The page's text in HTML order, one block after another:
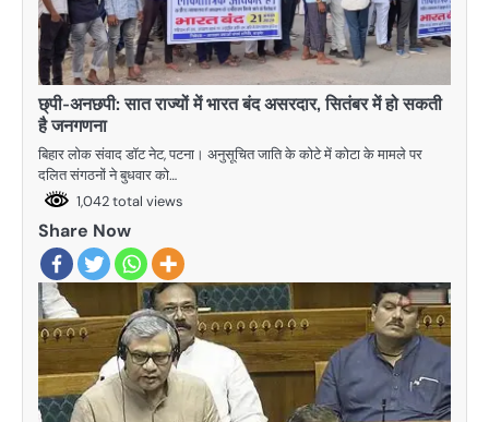
छ्पी-अनछपी: सात राज्यों में भारत बंद असरदार, सितंबर में हो सकती
है जनगणना
बिहार लोक संवाद डॉट नेट, पटना। अनुसूचित जाति के कोटे में कोटा के मामले पर
दलित संगठनों ने बुधवार को…
1,042 total views
Share Now